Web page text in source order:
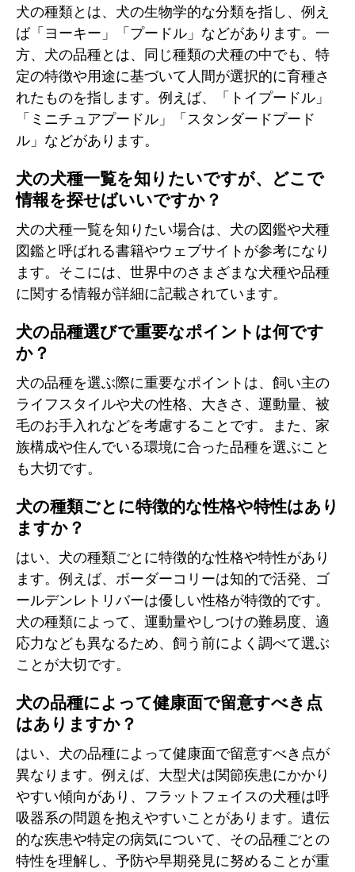
犬の種類とは、犬の生物学的な分類を指し、例え
ば「ヨーキー」「プードル」などがあります。一
方、犬の品種とは、同じ種類の犬種の中でも、特
定の特徴や用途に基づいて人間が選択的に育種さ
れたものを指します。例えば、「トイプードル」
「ミニチュアプードル」「スタンダードプード
ル」などがあります。
犬の犬種一覧を知りたいですが、どこで
情報を探せばいいですか？
犬の犬種一覧を知りたい場合は、犬の図鑑や犬種
図鑑と呼ばれる書籍やウェブサイトが参考になり
ます。そこには、世界中のさまざまな犬種や品種
に関する情報が詳細に記載されています。
犬の品種選びで重要なポイントは何です
か？
犬の品種を選ぶ際に重要なポイントは、飼い主の
ライフスタイルや犬の性格、大きさ、運動量、被
毛のお手入れなどを考慮することです。また、家
族構成や住んでいる環境に合った品種を選ぶこと
も大切です。
犬の種類ごとに特徴的な性格や特性はあり
ますか？
はい、犬の種類ごとに特徴的な性格や特性があり
ます。例えば、ボーダーコリーは知的で活発、ゴ
ールデンレトリバーは優しい性格が特徴的です。
犬の種類によって、運動量やしつけの難易度、適
応力なども異なるため、飼う前によく調べて選ぶ
ことが大切です。
犬の品種によって健康面で留意すべき点
はありますか？
はい、犬の品種によって健康面で留意すべき点が
異なります。例えば、大型犬は関節疾患にかかり
やすい傾向があり、フラットフェイスの犬種は呼
吸器系の問題を抱えやすいことがあります。遺伝
的な疾患や特定の病気について、その品種ごとの
特性を理解し、予防や早期発見に努めることが重